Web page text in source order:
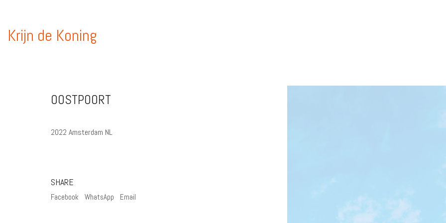
Krijn de Koning
OOSTPOORT
2022 Amsterdam NL
SHARE
Facebook WhatsApp Email